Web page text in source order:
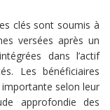
clés sont soumis à
versées après un
dans l’actif
Les bénéficiaires
importante selon leur
approfondie des